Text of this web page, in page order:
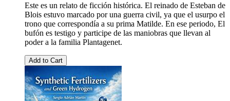
Este es un relato de ficción histórica. El reinado de Esteban de
Blois estuvo marcado por una guerra civil, ya que el usurpo el
trono que correspondía a su prima Matilde. En ese periodo, El
bufón es testigo y participe de las maniobras que llevan al
poder a la familia Plantagenet.
Add to Cart